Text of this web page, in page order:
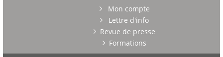
Mon compte
Lettre d'info
Revue de presse
Formations